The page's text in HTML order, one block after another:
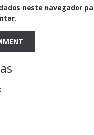
neste navegador